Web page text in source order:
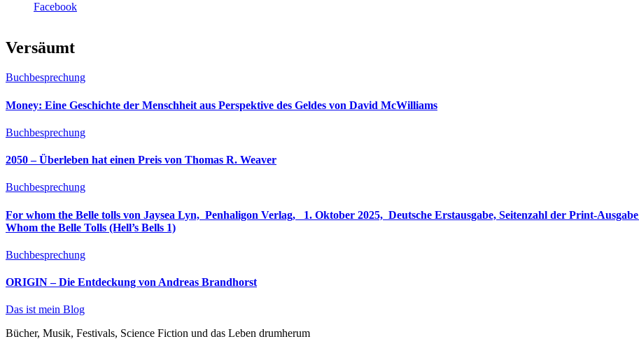
Facebook
Versäumt
Buchbesprechung
Money: Eine Geschichte der Menschheit aus Perspektive des Geldes von David McWilliams
Buchbesprechung
2050 – Überleben hat einen Preis von Thomas R. Weaver
Buchbesprechung
For whom the Belle tolls von Jaysea Lyn, ‎ Penhaligon Verlag, ‎ 1. Oktober 2025, ‎ Deutsche Erstausgabe, Seitenzahl der Print-Ausgabe ‏ : ‎ 848 Seiten, ISBN-13 ‏ : ‎ 978-3764533694, Originaltitel ‏ : ‎ For
Whom the Belle Tolls (Hell’s Bells 1)
Buchbesprechung
ORIGIN – Die Entdeckung von Andreas Brandhorst
Das ist mein Blog
Bücher, Musik, Festivals, Science Fiction und das Leben drumherum